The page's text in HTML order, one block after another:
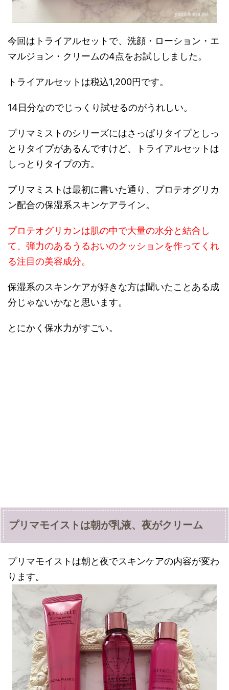
今回はトライアルセットで、洗顔・ローション・エ
マルジョン・クリームの4点をお試ししました。
トライアルセットは税込1,200円です。
14日分なのでじっくり試せるのがうれしい。
プリマミストのシリーズにはさっぱりタイプとしっ
とりタイプがあるんですけど、トライアルセットは
しっとりタイプの方。
プリマミストは最初に書いた通り、プロテオグリカ
ン配合の保湿系スキンケアライン。
プロテオグリカンは肌の中で大量の水分と結合し
て、弾力のあるうるおいのクッションを作ってくれ
る注目の美容成分。
保湿系のスキンケアが好きな方は聞いたことある成
分じゃないかなと思います。
とにかく保水力がすごい。
プリマモイストは朝が乳液、夜がクリーム
プリマモイストは朝と夜でスキンケアの内容が変わ
ります。